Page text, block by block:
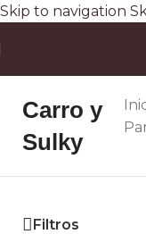
Skip to navigation
Descuento
Carro y
Sulky
Filtros